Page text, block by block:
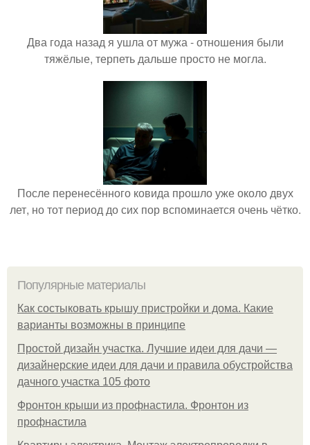
Два года назад я ушла от мужа - отношения были
тяжёлые, терпеть дальше просто не могла.
После перенесённого ковида прошло уже около двух
лет, но тот период до сих пор вспоминается очень чётко.
Популярные материалы
Как состыковать крышу пристройки и дома. Какие
варианты возможны в принципе
Простой дизайн участка. Лучшие идеи для дачи —
дизайнерские идеи для дачи и правила обустройства
дачного участка 105 фото
Фронтон крыши из профнастила. Фронтон из
профнастила